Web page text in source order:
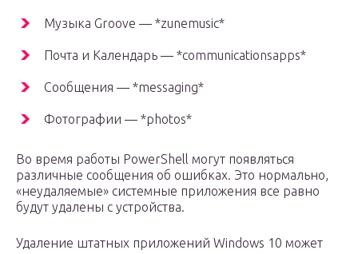
Музыка Groove — *zunemusic*
Почта и Календарь — *communicationsapps*
Сообщения — *messaging*
Фотографии — *photos*
Во время работы PowerShell могут появляться
различные сообщения об ошибках. Это нормально,
«неудаляемые» системные приложения все равно
будут удалены с устройства.
Удаление штатных приложений Windows 10 может